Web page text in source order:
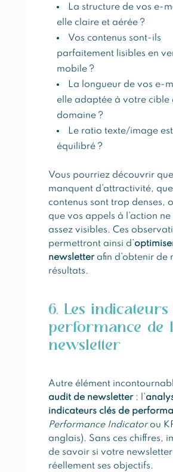
La structure de vos e-
elle claire et aérée ?
Vos contenus sont-ils
parfaitement lisibles en
mobile ?
La longueur de vos e-
elle adaptée à votre cible
domaine ?
Le ratio texte/image
équilibré ?
Vous pourriez découvrir
manquent d’attractivité,
contenus sont trop denses,
que vos appels à l’action ne
assez visibles. Ces
permettront ainsi d’
newsletterafin d’obtenir de
résultats.
6. Les
performance de
newsletter
Autre élément
audit de newsletter : l’
indicateurs clés de
Performance Indicatorou
anglais). Sans ces chiffres,
de savoir si votre
réellement ses objectifs.